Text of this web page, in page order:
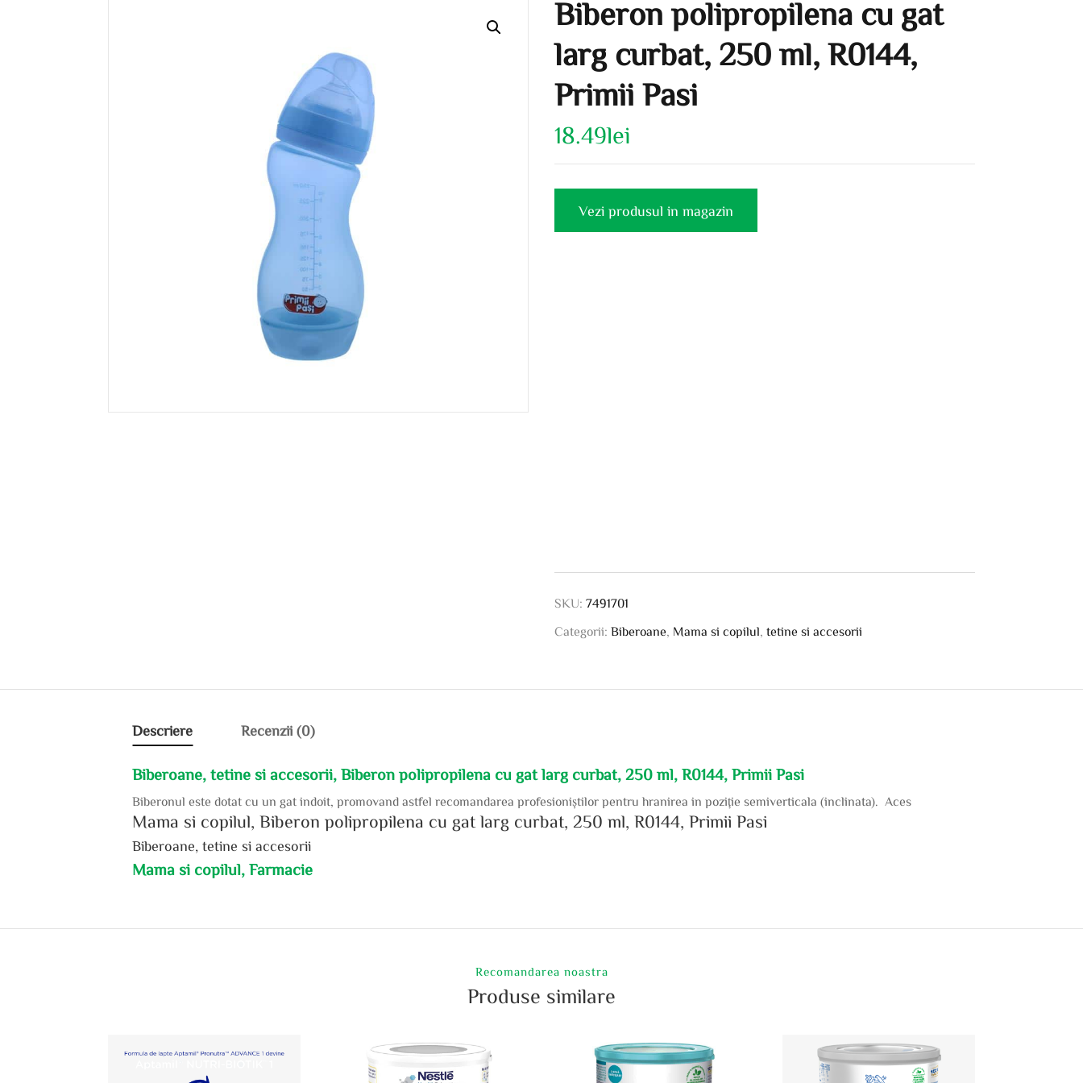
Biberon polipropilena cu gat
larg curbat, 250 ml, R0144,
Primii Pasi
18.49lei
Vezi produsul in magazin
SKU:7491701
Categorii:Biberoane Mama si copilul ,tetine si accesorii
Descriere Recenzii (0)
Biberoane, tetine si accesorii, Biberon polipropilena cu gat larg curbat, 250 ml, R0144, Primii Pasi
Biberonul este dotat cu un gat indoit, promovand astfel recomandarea profesioniştilor pentru hranirea in poziţie semiverticala (inclinata). Aces
Mama si copilul, Biberon polipropilena cu gat larg curbat, 250 ml, R0144, Primii Pasi
Biberoane, tetine si accesorii
Mama si copilul, Farmacie
Recomandarea noastra
Produse similare